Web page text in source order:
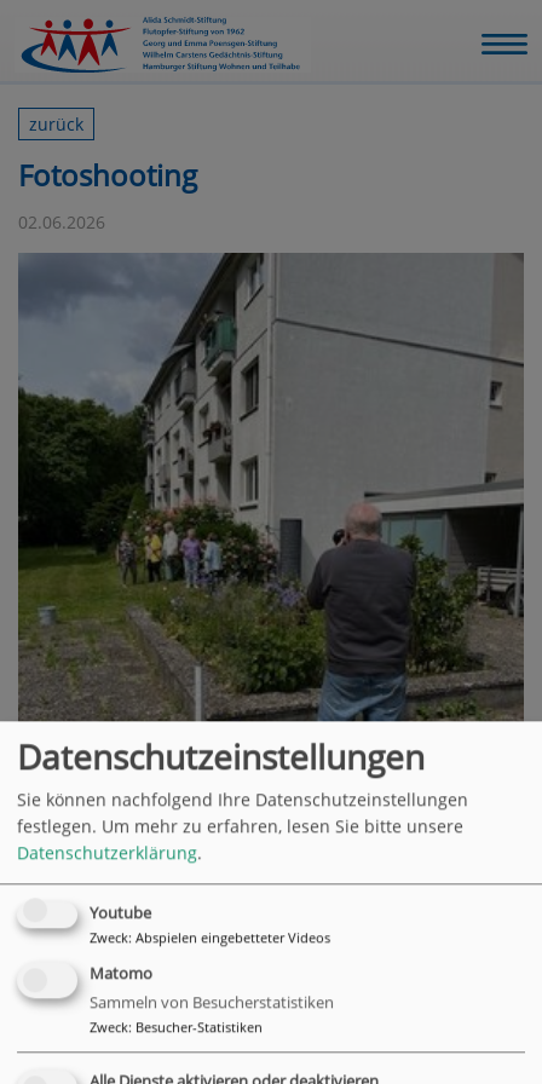
zurück
Fotoshooting
02.06.2026
Datenschutzeinstellungen
Sie können nachfolgend Ihre Datenschutzeinstellungen
festlegen. Um mehr zu erfahren, lesen Sie bitte unsere
Datenschutzerklärung.
Youtube
Zweck: Abspielen eingebetteter Videos
Matomo
Sammeln von Besucherstatistiken
Zweck: Besucher-Statistiken